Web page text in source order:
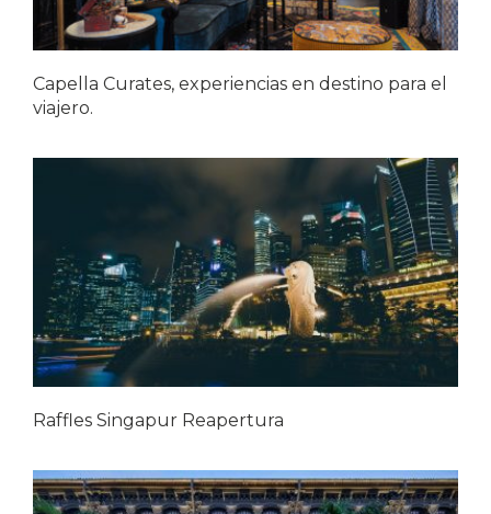
Capella Curates, experiencias en destino para el
viajero.
Raffles Singapur Reapertura